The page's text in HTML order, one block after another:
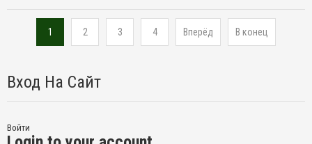
1 2 3 4 Вперёд В конец
Вход На Сайт
Войти